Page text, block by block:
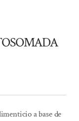
a base de